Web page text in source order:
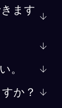
ます
。
か？